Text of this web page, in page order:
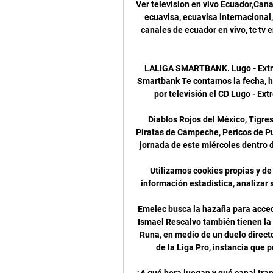
Ver television en vivo Ecuador,Canales de ecuador online,ecuavisa en vivo online novelas, ecuavisa, ecuavisa internacional, rts en vivo, teleamazonas en vivo, ecuavisa en vivo, canales de ecuador en vivo, tc tv en vivo, gamatv, gama tv en vivo, futbol ecuador, canal uno, tv ecuador …

LALIGA SMARTBANK. Lugo - Extremadura: horario, TV y dónde ver online hoy LaLiga Smartbank Te contamos la fecha, hora, dónde ver en directo online y cómo seguir en vivo por televisión el CD Lugo - Extremadura UD de hoy, partido de LaLiga SmartBank

Diablos Rojos del México, Tigres de Quintana Roo y Acereros del Norte superaron a Piratas de Campeche, Pericos de Puebla y Rieleros de Aguascalientes, en ese orden, en la jornada de este miércoles dentro de las acciones de la Liga Mexicana de Béisbol (LMB).

Utilizamos cookies propias y de terceros para mejorar nuestros servicios, elaborar información estadística, analizar sus hábitos de navegación e inferir grupos de interés.

Emelec busca la hazaña para acceder a la definición del certamen, pero los dirigidos por Ismael Rescalvo también tienen la mente puesta en su recepción del domingo a Mushuc Runa, en medio de un duelo directo con El Nacional por la última plaza para las liguillas de la Liga Pro, instancia que pretende alcanzar LDU de Quito el sábado cuando.

¿A qué hora juegan y qué canal transmite RB Leipzig vs. hace 2 días — ¿A qué hora juegan RB Leipzig vs. Real Madrid hoy? Día: Martes 13 de febrero; Hora: 21:00 de España (20:00 en Canarias, 17:00 Argentina, 15 ...

¿Qué canal pasa el partido Puerto Rico vs Iran este 31/08/2019 por el mundial de basket en China? Tarjeta roja directa mirar partido de basket Puerto Rico vs Iran en vivo online. Youtube.com Puerto Rico vs Iran mundial de basket 2019 relato en español. Canales en EstNicaragua - Real Estelí FC - Results, fixtures, squad, statistics, photos, videos and news - Soccerway

Casa de Libian en el Vedado en la Habana, Cuba. Alquiler de 2 habitaciones con aire acondicionado, en la calle 17, muy cerca de la calle Línea, en el Municipio Plaza

Dónde ver el RB Leipzig - Real Madrid de Champions hace 8 horas — El RB Leipzig – Real Madrid se podrá ver por televisión en directo a través de Movistar+, más concretamente en el canal de pago Movistar Liga de ...

Pronóstico Leipzig vs Real Madrid 13/02/2024 Champions hace 2 horas — RB Leipzig recibe la visita del Real Madrid en la ida de los octavos de final de la Champions League. El encuentro se disputará el martes 13 ...

El CD Lugo espera animado por los resultados, de no haber conocido la derrota aún este temporada, a un Real Zaragoza, que llega doblemente herido, por su delicada situación en la tabla, después de 2 derrotas consecutivas en La Romareda, donde perdió 0-1 con Córdoba y Osasuna, por lo que ya suma 200 minutos sin marcar un gol y 3 jornadas.

Bienvenido a la página web del Instituto de Becas y Crédito Educativo del Estado de Sonora, Al navegar en nuestro página usted acepta nuestras políticas de uso y privacidad.

Encuentra todos los juegos del torneo de ascenso colombiano, revisa las planillas, mira quien hizo los goles y amonestaciones que vivieron cada juego. 17º Fecha 11/07/2015 Fortaleza Fc 3 0 Depor Fc Detalles Valledupar Fc 1 2 Real Cartagena Detalles 12/07/2015 America 3 0 Bogota Fc Detalles Expreso Rojo 0 1 Atletico Bucaramanga.

Sus rubios cabellos forman delicados rulos sobre sus mejillas, sus ojos azules son de una dulzura infinita, es ventrílocuo, ama a los niños y este amor es causa frecuente de terrible tragedias. Cuando sorprende a un chico lejos de sus padres, interrumpe su camino, se hace visible y se acerca, inventa juegos, con inagotable ingenio.

Los once de Atlético para enfrentar a Godoy Cruz 18/08/2019 El Decano recibirá al Tomba el lunes, desde las 15:30 y Ricardo Zielinski planea varias